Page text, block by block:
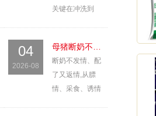
关键在冲洗到
序反了再贵的药
也白搭。[详情]
04
2026-08
母猪断奶不发情、配了又返情,先从这几处找原因
断奶不发情、配
了又返情,从膘
情、采食、诱情